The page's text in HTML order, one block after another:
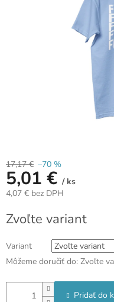
hviezdičiek.
17,17 € –70 %
5,01 € / ks
4,07 € bez DPH
cena:
Zvoľte variant
Variant
Môžeme doručiť do: Zvoľte
Pridať do